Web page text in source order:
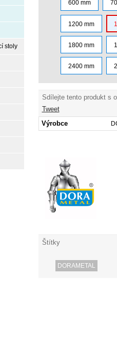
600 mm
1200 mm
1800 mm
2400 mm
Sdílejte tento produkt s
Tweet
Výrobce
Štítky
DORAMETAL
stoly